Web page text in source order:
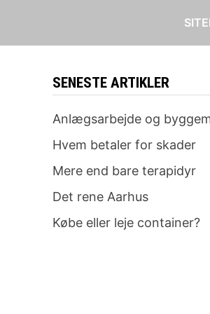
SENESTE ARTIKLER
Anlægsarbejde og
Hvem betaler for skader
Mere end bare terapidyr
Det rene Aarhus
Købe eller leje container?